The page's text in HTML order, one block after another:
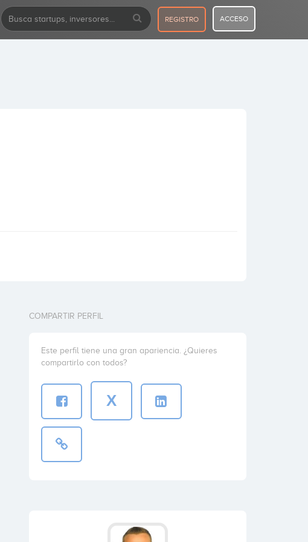
REGISTRO ACCESO
COMPARTIR PERFIL
Este perfil tiene una gran apariencia. ¿Quieres
compartirlo con todos?
X